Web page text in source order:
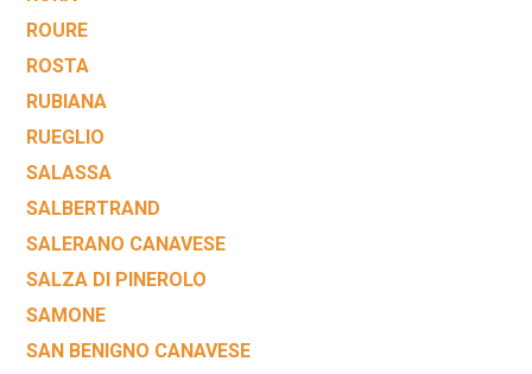
ROURE
ROSTA
RUBIANA
RUEGLIO
SALASSA
SALBERTRAND
SALERANO CANAVESE
SALZA DI PINEROLO
SAMONE
SAN BENIGNO CANAVESE